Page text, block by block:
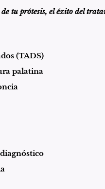
tu prótesis, el éxito del
(TADS)
palatina